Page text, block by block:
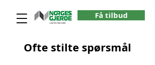
Få tilbud
Ofte stilte spørsmål